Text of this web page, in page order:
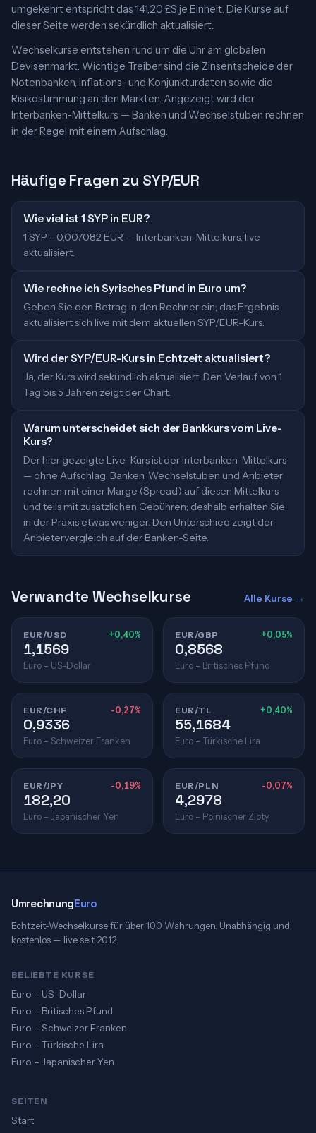
umgekehrt entspricht das 141,20 £S je Einheit. Die Kurse auf
dieser Seite werden sekündlich aktualisiert.
Wechselkurse entstehen rund um die Uhr am globalen
Devisenmarkt. Wichtige Treiber sind die Zinsentscheide der
Notenbanken, Inflations- und Konjunkturdaten sowie die
Risikostimmung an den Märkten. Angezeigt wird der
Interbanken-Mittelkurs — Banken und Wechselstuben rechnen
in der Regel mit einem Aufschlag.
Häufige Fragen zu SYP/EUR
Wie viel ist 1 SYP in EUR?
1 SYP = 0,007082 EUR — Interbanken-Mittelkurs, live
aktualisiert.
Wie rechne ich Syrisches Pfund in Euro um?
Geben Sie den Betrag in den Rechner ein; das Ergebnis
aktualisiert sich live mit dem aktuellen SYP/EUR-Kurs.
Wird der SYP/EUR-Kurs in Echtzeit aktualisiert?
Ja, der Kurs wird sekündlich aktualisiert. Den Verlauf von 1
Tag bis 5 Jahren zeigt der Chart.
Warum unterscheidet sich der Bankkurs vom Live-
Kurs?
Der hier gezeigte Live-Kurs ist der Interbanken-Mittelkurs
— ohne Aufschlag. Banken, Wechselstuben und Anbieter
rechnen mit einer Marge (Spread) auf diesen Mittelkurs
und teils mit zusätzlichen Gebühren; deshalb erhalten Sie
in der Praxis etwas weniger. Den Unterschied zeigt der
Anbietervergleich auf der Banken-Seite.
Verwandte Wechselkurse Alle Kurse →
EUR/USD +0,40%
1,1569
Euro – US-Dollar
EUR/GBP +0,05%
0,8568
Euro – Britisches Pfund
EUR/CHF -0,27%
0,9336
Euro – Schweizer Franken
EUR/TL +0,40%
55,1684
Euro – Türkische Lira
EUR/JPY -0,19%
182,20
Euro – Japanischer Yen
EUR/PLN -0,07%
4,2978
Euro – Polnischer Zloty
UmrechnungEuro
Echtzeit-Wechselkurse für über 100 Währungen. Unabhängig und
kostenlos — live seit 2012.
BELIEBTE KURSE
Euro – US-Dollar
Euro – Britisches Pfund
Euro – Schweizer Franken
Euro – Türkische Lira
Euro – Japanischer Yen
SEITEN
Start